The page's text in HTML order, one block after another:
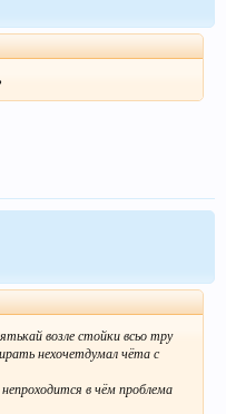
возле стойки всьо тру
нехочетдумал чёта с
в чём проблема